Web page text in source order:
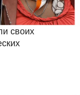
своих